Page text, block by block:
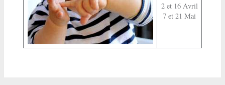
2 et 16 Avril
7 et 21 Mai